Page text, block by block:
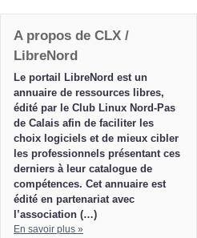
A propos de CLX /
LibreNord
Le portail LibreNord est un
annuaire de ressources libres,
édité par le Club Linux Nord-Pas
de Calais afin de faciliter les
choix logiciels et de mieux cibler
les professionnels présentant ces
derniers à leur catalogue de
compétences. Cet annuaire est
édité en partenariat avec
l’association (…)
En savoir plus »